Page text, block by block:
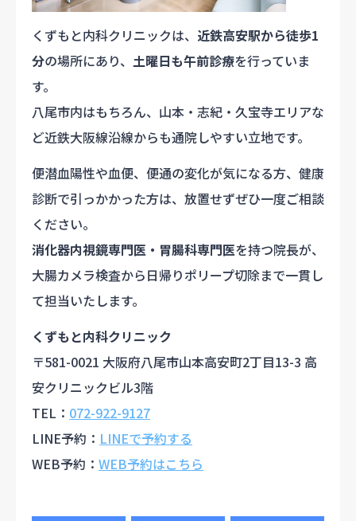
くずもと内科クリニックは、 近鉄高安駅から徒歩1
分の場所にあり、 土曜日も午前診療を行っていま
す。
八尾市内はもちろん、山本・志紀・久宝寺エリアな
ど近鉄大阪線沿線からも通院しやすい立地です。
便潜血陽性や血便、便通の変化が気になる方、健康
診断で引っかかった方は、放置せずぜひ一度ご相談
ください。
消化器内視鏡専門医・胃腸科専門医を持つ院長が、
大腸カメラ検査から日帰りポリープ切除まで一貫し
て担当いたします。
くずもと内科クリニック
〒581-0021 大阪府八尾市山本高安町2丁目13-3 高
安クリニックビル3階
TEL： 072-922-9127
LINE予約： LINEで予約する
WEB予約： WEB予約はこちら